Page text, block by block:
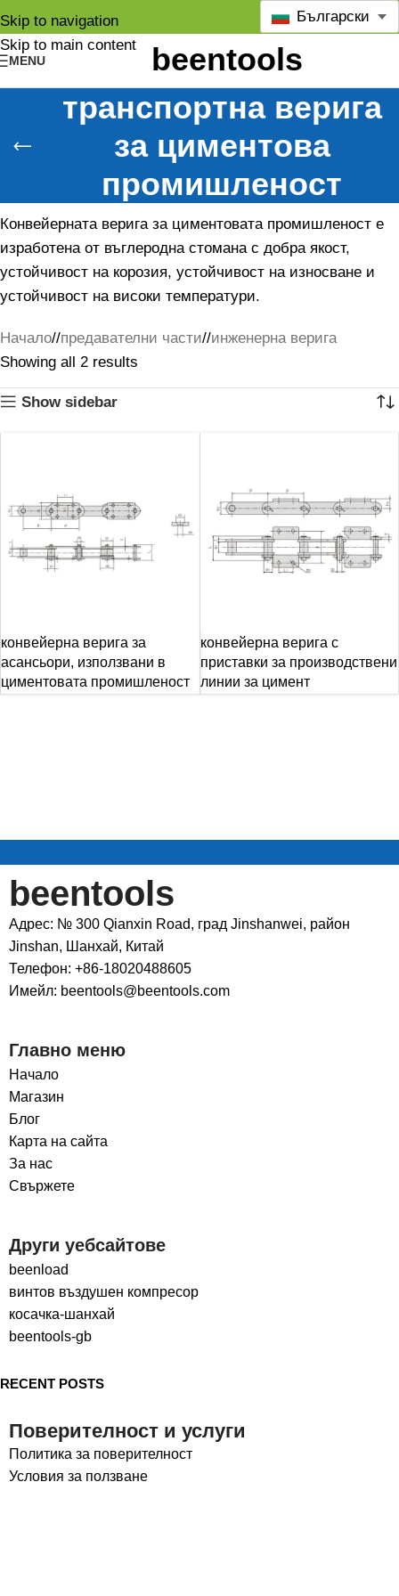
Skip to navigation
Skip to main content
MENU
Български
транспортна верига
за циментова
промишленост
Конвейерната верига за циментовата промишленост е
изработена от въглеродна стомана с добра якост,
устойчивост на корозия, устойчивост на износване и
устойчивост на високи температури.
Начало/ предавателни части/ инженерна верига
Showing all 2 results
Show sidebar
конвейерна верига за
асансьори, използвани в
циментовата промишленост
конвейерна верига с
приставки за производствени
линии за цимент
beentools
Адрес: № 300 Qianxin Road, град Jinshanwei, район
Jinshan, Шанхай, Китай
Телефон: +86-18020488605
Имейл: beentools@beentools.com
Главно меню
Начало
Магазин
Блог
Карта на сайта
За нас
Свържете
Други уебсайтове
beenload
винтов въздушен компресор
косачка-шанхай
beentools-gb
RECENT POSTS
Поверителност и услуги
Политика за поверителност
Условия за ползване